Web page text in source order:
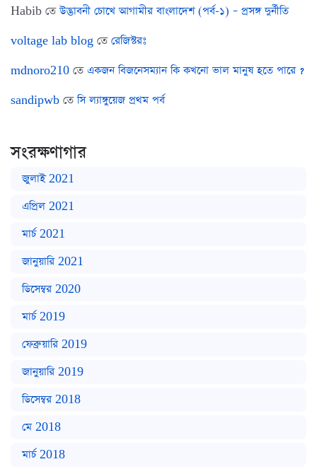
Habib তেউদ্ভাবনী চোখে আগামীর বাংলাদেশ (পর্ব-১) – প্রসঙ্গ দুর্নীতি
voltage lab blog তেরেজিস্টরঃ
mdnoro210 তেএকজন বিজনেসম্যান কি কখনো ভাল মানুষ হতে পারে ?
sandipwb তেসি ল্যাঙ্গুয়েজ প্রথম পর্ব
সংরক্ষণাগার
জুলাই 2021
এপ্রিল 2021
মার্চ 2021
জানুয়ারি 2021
ডিসেম্বর 2020
মার্চ 2019
ফেব্রুয়ারি 2019
জানুয়ারি 2019
ডিসেম্বর 2018
মে 2018
মার্চ 2018